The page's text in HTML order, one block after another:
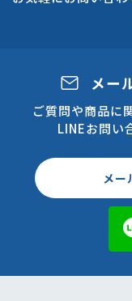
メー
ご質問や商品に
LINEお問い
メー